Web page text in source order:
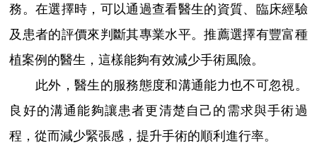
務。在選擇時，可以通過查看醫生的資質、臨床經驗
及患者的評價來判斷其專業水平。推薦選擇有豐富種
植案例的醫生，這樣能夠有效減少手術風險。
此外，醫生的服務態度和溝通能力也不可忽視。
良好的溝通能夠讓患者更清楚自己的需求與手術過
程，從而減少緊張感，提升手術的順利進行率。